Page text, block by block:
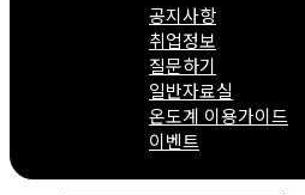
공지사항
취업정보
질문하기
일반자료실
온도계 이용가이드
이벤트